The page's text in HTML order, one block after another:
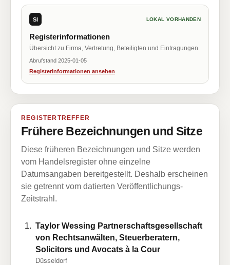
SI LOKAL VORHANDEN
Registerinformationen
Übersicht zu Firma, Vertretung, Beteiligten und Eintragungen.
Abrufstand 2025-01-05
Registerinformationen ansehen
REGISTERTREFFER
Frühere Bezeichnungen und Sitze
Diese früheren Bezeichnungen und Sitze werden
vom Handelsregister ohne einzelne
Datumsangaben bereitgestellt. Deshalb erscheinen
sie getrennt vom datierten Veröffentlichungs-
Zeitstrahl.
Taylor Wessing Partnerschaftsgesellschaft
von Rechtsanwälten, Steuerberatern,
Solicitors und Avocats à la Cour
Düsseldorf